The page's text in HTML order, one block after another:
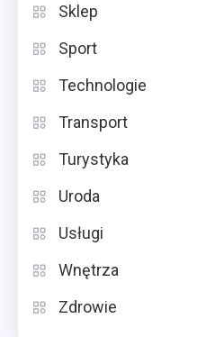
Sklep
Sport
Technologie
Transport
Turystyka
Uroda
Usługi
Wnętrza
Zdrowie